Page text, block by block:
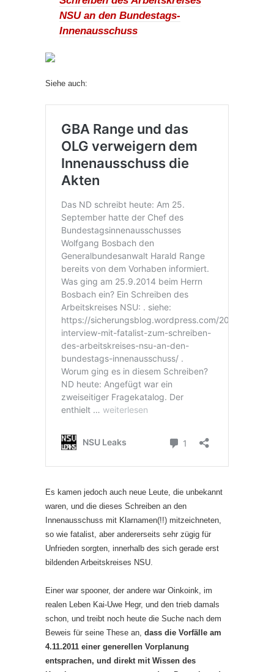
NSU an den Bundestags-
Innenausschuss
Siehe auch:
Es kamen jedoch auch neue Leute, die unbekannt
waren, und die dieses Schreiben an den
Innenausschuss mit Klarnamen(!!) mitzeichneten,
so wie fatalist, aber andererseits sehr zügig für
Unfrieden sorgten, innerhalb des sich gerade erst
bildenden Arbeitskreises NSU.
Einer war spooner, der andere war Oinkoink, im
realen Leben Kai-Uwe Hegr, und den trieb damals
schon, und treibt noch heute die Suche nach dem
Beweis für seine These an, dass die Vorfälle am
4.11.2011 einer generellen Vorplanung
entsprachen, und direkt mit Wissen des